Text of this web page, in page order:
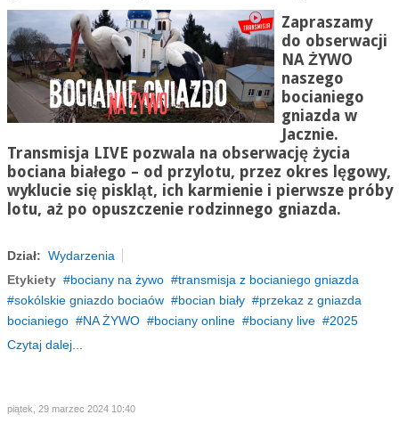
Zapraszamy
do obserwacji
NA ŻYWO
naszego
bocianiego
gniazda w
Jacznie.
Transmisja LIVE pozwala na obserwację życia
bociana białego – od przylotu, przez okres lęgowy,
wyklucie się piskląt, ich karmienie i pierwsze próby
lotu, aż po opuszczenie rodzinnego gniazda.
Dział: Wydarzenia
Etykiety
bociany na żywo
transmisja z bocianiego gniazda
sokólskie gniazdo bociaów
bocian biały
przekaz z gniazda
bocianiego
NA ŻYWO bociany online bociany live
2025
Czytaj dalej...
piątek, 29 marzec 2024 10:40